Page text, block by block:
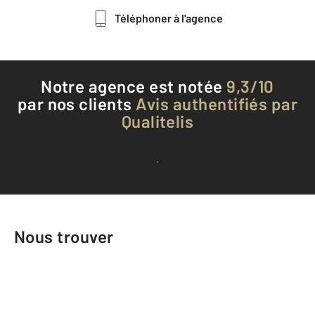
Téléphoner à l'agence
Notre agence est notée 9,3/10
par nos clients Avis authentifiés par
Qualitelis
Voir tous les avis clients
Nous trouver